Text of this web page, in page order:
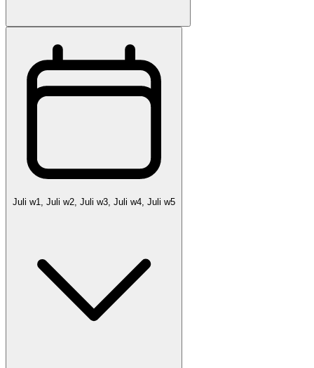
Juli w1, Juli w2, Juli w3, Juli w4, Juli w5